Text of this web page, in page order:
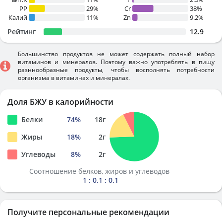
PP
29%
Калий
11%
Cr
38%
Zn
9.2%
Рейтинг 12.9
Большинство продуктов не может содержать полный набор
витаминов и минералов. Поэтому важно употреблять в пищу
разннообразные продукты, чтобы восполнять потребности
организма в витаминах и минералах.
Доля БЖУ в калорийности
Белки 74% 18г
Жиры
18% 2г
Углеводы
8% 2г
Соотношение белков, жиров и углеводов
1 : 0.1 : 0.1
Получите персональные рекомендации